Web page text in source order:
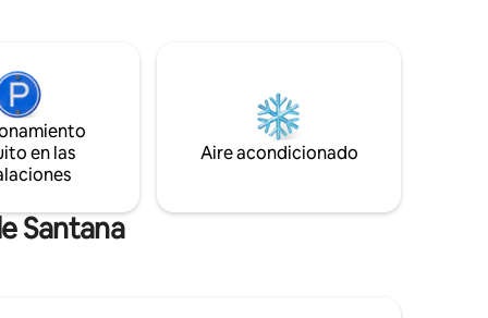
la
explorar. Hay tres tiendas de campaña
en la propiedad, por lo que es posible que
en las
Aire acondicionado
Santana